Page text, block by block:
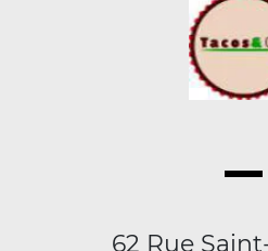
62 Rue